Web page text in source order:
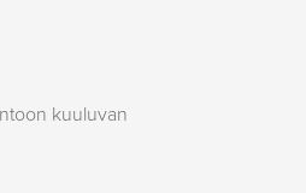
kuuluvan